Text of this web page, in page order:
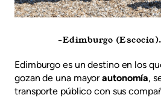
-Edimburgo (Escocia).
Edimburgo es un destino en los
gozan de una mayorautonomía,
transporte público con sus